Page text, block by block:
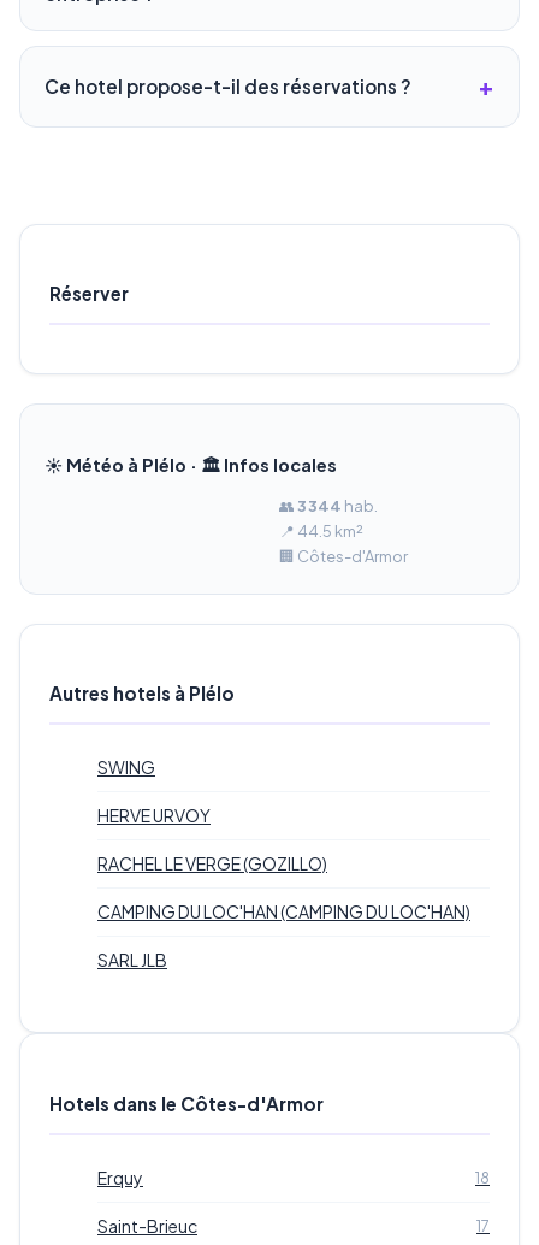
Ce hotel propose-t-il des réservations ?
Réserver
☀️ Météo à Plélo · 🏛️ Infos locales
👥 3 344 hab.
📍 44.5 km²
🏢 Côtes-d'Armor
Autres hotels à Plélo
SWING
HERVE URVOY
RACHEL LE VERGE (GOZILLO)
CAMPING DU LOC'HAN (CAMPING DU LOC'HAN)
SARL JLB
Hotels dans le Côtes-d'Armor
Erquy 18
Saint-Brieuc 17